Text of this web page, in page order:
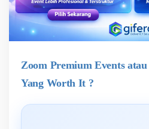
Zoom Premium Events
Yang Worth It ?